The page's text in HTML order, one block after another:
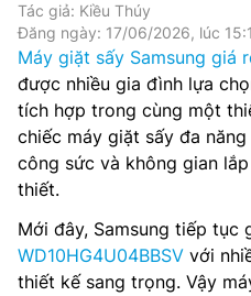
Tác giả: Kiều Thúy
Đăng ngày: 17/06/2026, lúc
Máy giặt sấy Samsung giá
được nhiều gia đình lựa
tích hợp trong cùng một
chiếc máy giặt sấy đa
công sức và không gian
thiết.
Mới đây, Samsung tiếp tục
WD10HG4U04BBSV với
thiết kế sang trọng. Vậy